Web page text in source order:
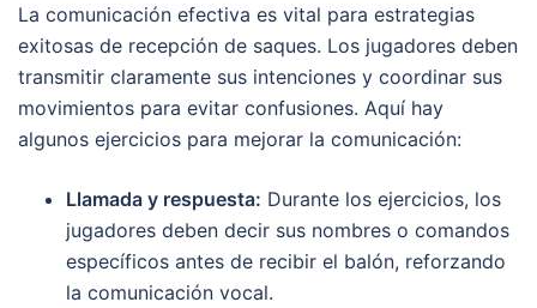
La comunicación efectiva es vital para estrategias
exitosas de recepción de saques. Los jugadores deben
transmitir claramente sus intenciones y coordinar sus
movimientos para evitar confusiones. Aquí hay
algunos ejercicios para mejorar la comunicación:
Llamada y respuesta: Durante los ejercicios, los
jugadores deben decir sus nombres o comandos
específicos antes de recibir el balón, reforzando
la comunicación vocal.